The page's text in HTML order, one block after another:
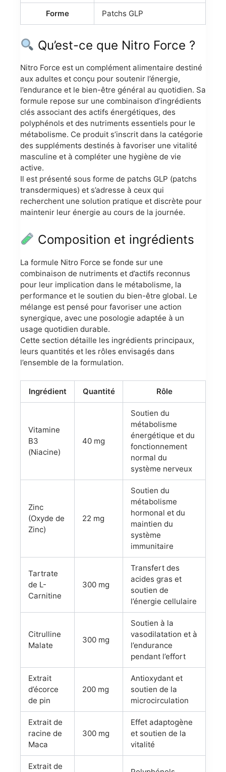
Forme Patchs GLP
Qu’est-ce que Nitro Force ?
Nitro Force est un complément alimentaire destiné
aux adultes et conçu pour soutenir l’énergie,
l’endurance et le bien-être général au quotidien. Sa
formule repose sur une combinaison d’ingrédients
clés associant des actifs énergétiques, des
polyphénols et des nutriments essentiels pour le
métabolisme. Ce produit s’inscrit dans la catégorie
des suppléments destinés à favoriser une vitalité
masculine et à compléter une hygiène de vie
active.
Il est présenté sous forme de patchs GLP (patchs
transdermiques) et s’adresse à ceux qui
recherchent une solution pratique et discrète pour
maintenir leur énergie au cours de la journée.
Composition et ingrédients
La formule Nitro Force se fonde sur une
combinaison de nutriments et d’actifs reconnus
pour leur implication dans le métabolisme, la
performance et le soutien du bien-être global. Le
mélange est pensé pour favoriser une action
synergique, avec une posologie adaptée à un
usage quotidien durable.
Cette section détaille les ingrédients principaux,
leurs quantités et les rôles envisagés dans
l’ensemble de la formulation.
Ingrédient Quantité Rôle
Vitamine
B3
(Niacine)
40 mg
Soutien du
métabolisme
énergétique et du
fonctionnement
normal du
système nerveux
Zinc
(Oxyde de
Zinc)
22 mg
Soutien du
métabolisme
hormonal et du
maintien du
système
immunitaire
Tartrate
de L-
Carnitine
300 mg
Transfert des
acides gras et
soutien de
l’énergie cellulaire
Citrulline
Malate
300 mg
Soutien à la
vasodilatation et à
l’endurance
pendant l’effort
Extrait
d’écorce
de pin
200 mg
Antioxydant et
soutien de la
microcirculation
Extrait de
racine de
Maca
300 mg
Effet adaptogène
et soutien de la
vitalité
Extrait de